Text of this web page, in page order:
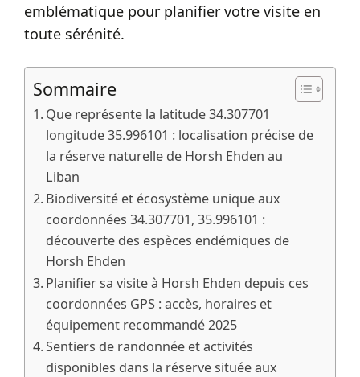
emblématique pour planifier votre visite en
toute sérénité.
Sommaire
Que représente la latitude 34.307701
longitude 35.996101 : localisation précise de
la réserve naturelle de Horsh Ehden au
Liban
Biodiversité et écosystème unique aux
coordonnées 34.307701, 35.996101 :
découverte des espèces endémiques de
Horsh Ehden
Planifier sa visite à Horsh Ehden depuis ces
coordonnées GPS : accès, horaires et
équipement recommandé 2025
Sentiers de randonnée et activités
disponibles dans la réserve située aux